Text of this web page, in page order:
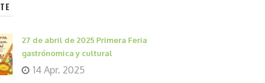
27 de abril de 2025 Primera Feria
gastrónomica y cultural
14 Apr. 2025